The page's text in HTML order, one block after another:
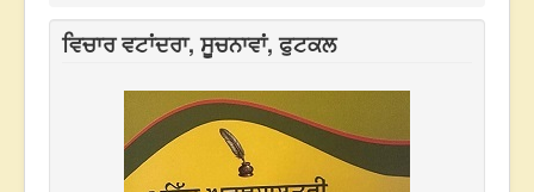
ਵਿਚਾਰ ਵਟਾਂਦਰਾ, ਸੂਚਨਾਵਾਂ, ਫੁਟਕਲ